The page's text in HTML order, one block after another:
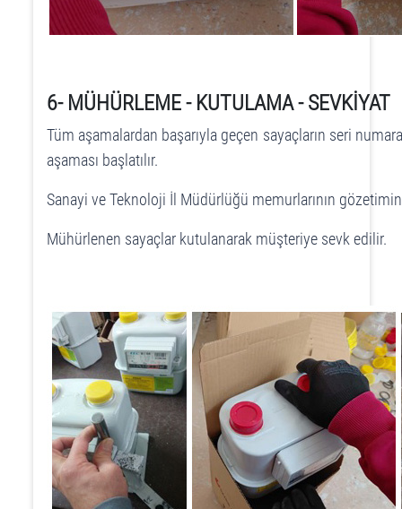
6- MÜHÜRLEME - KUTULAMA - SEVKİYAT
Tüm aşamalardan başarıyla geçen sayaçların seri
aşaması başlatılır.
Sanayi ve Teknoloji İl Müdürlüğü memurlarının
Mühürlenen sayaçlar kutulanarak müşteriye sevk edilir.